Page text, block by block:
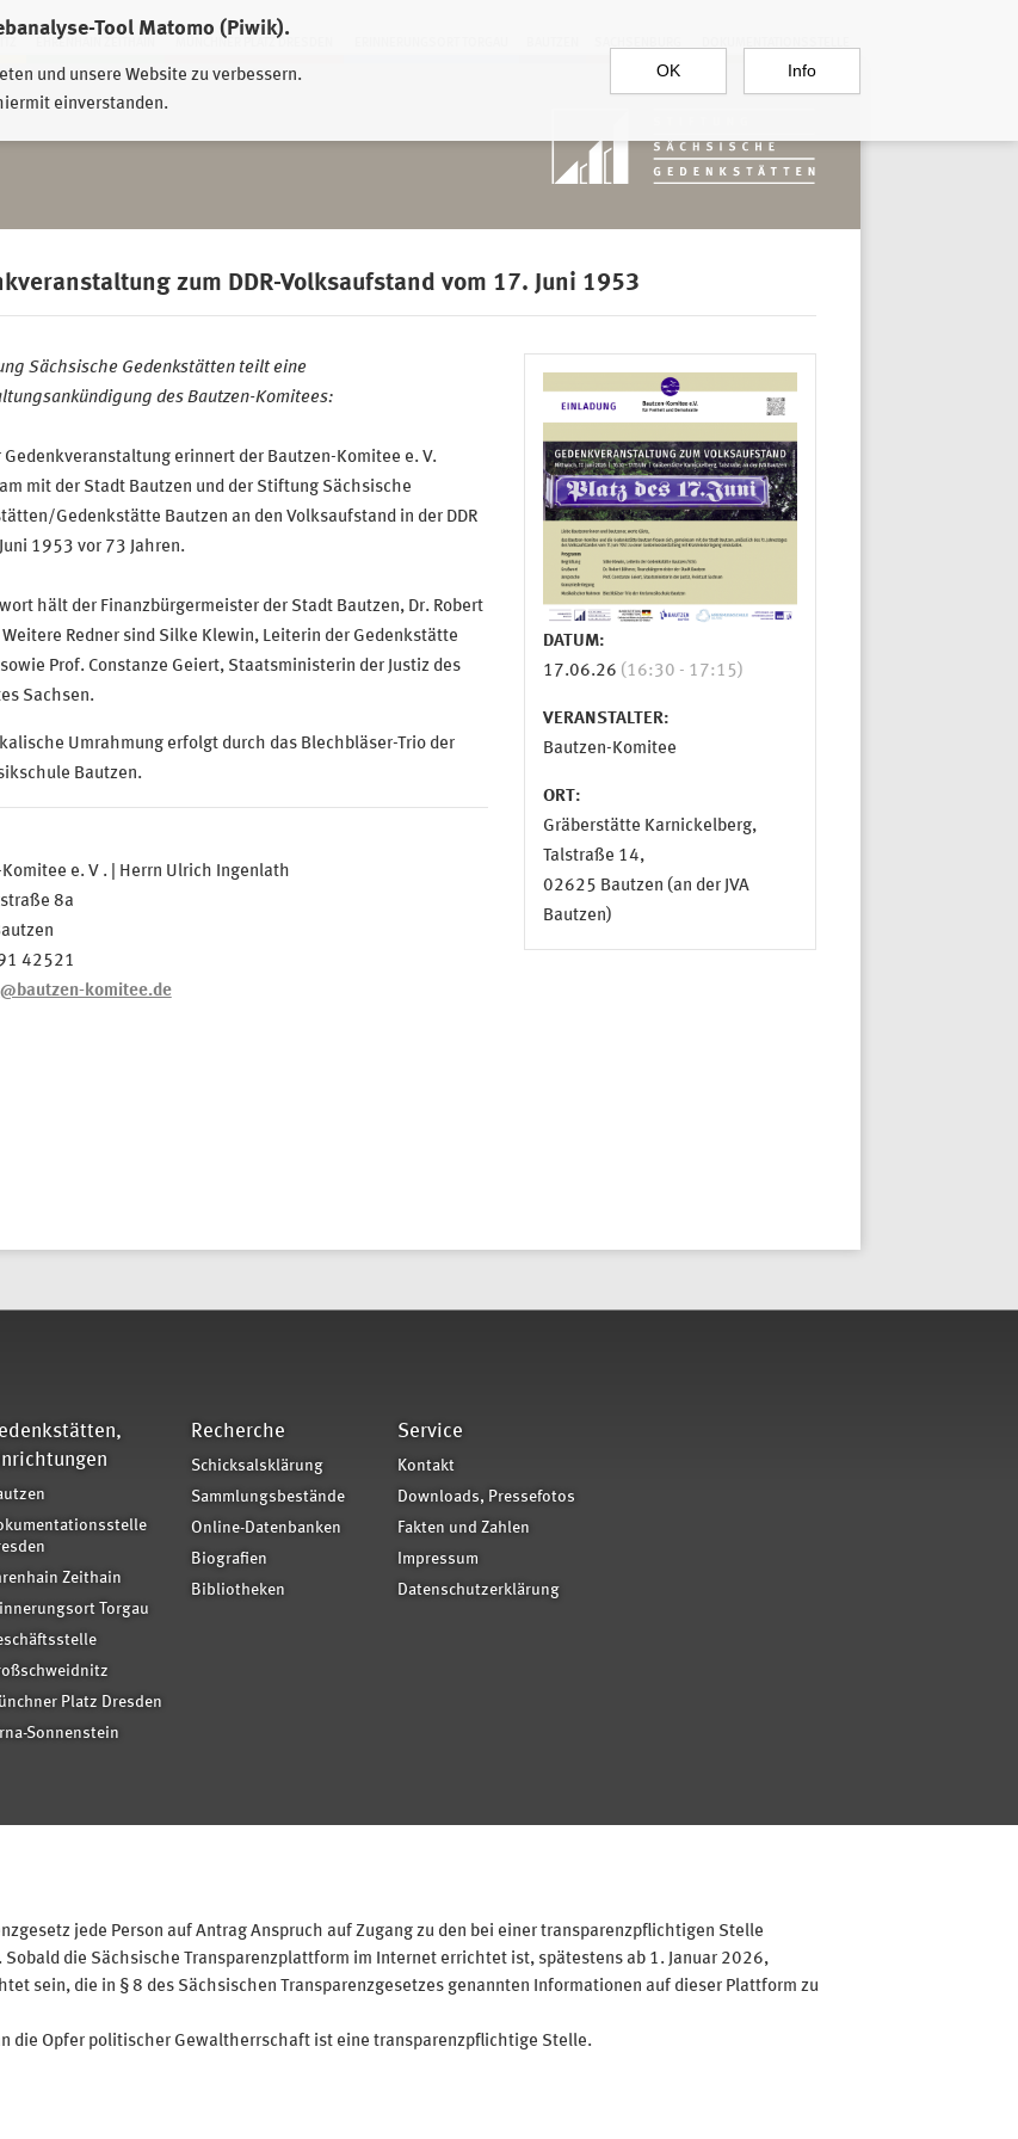
Tool Matomo (Piwik).
und unsere Website zu verbessern.
einverstanden.
OK Info
EHRENHAIN ZEITHAIN MÜNCHNER PLATZ DRESDEN
zum DDR-Volksaufstand vom 17. Juni 1953
DATUM:
17.06.26 (16:30 - 17:15)
VERANSTALTER:
Bautzen-Komitee
ORT:
Gräberstätte Karnickelberg,
Talstraße 14,
02625 Bautzen (an der JVA
Bautzen)
Sächsische Gedenkstätten teilt eine
des Bautzen-Komitees:
Gedenkveranstaltung erinnert der Bautzen-Komitee e. V.
mit der Stadt Bautzen und der Stiftung Sächsische
Gedenkstätte Bautzen an den Volksaufstand in der DDR
1953 vor 73 Jahren.
hält der Finanzbürgermeister der Stadt Bautzen, Dr. Robert
Redner sind Silke Klewin, Leiterin der Gedenkstätte
Prof. Constanze Geiert, Staatsministerin der Justiz des
Sachsen.
Umrahmung erfolgt durch das Blechbläser-Trio der
Bautzen.
e. V . | Herrn Ulrich Ingenlath
8a
42521
komitee.de
Zeithain
Torgau
Platz Dresden
Sonnenstein
Recherche
Schicksalsklärung
Sammlungsbestände
Online-Datenbanken
Biografien
Bibliotheken
Service
Kontakt
Downloads, Pressefotos
Fakten und Zahlen
Impressum
Datenschutzerklärung
jede Person auf Antrag Anspruch auf Zugang zu den bei einer transparenzpflichtigen Stelle
die Sächsische Transparenzplattform im Internet errichtet ist, spätestens ab 1. Januar 2026,
sein, die in § 8 des Sächsischen Transparenzgesetzes genannten Informationen auf dieser Plattform zu
die Opfer politischer Gewaltherrschaft ist eine transparenzpflichtige Stelle.